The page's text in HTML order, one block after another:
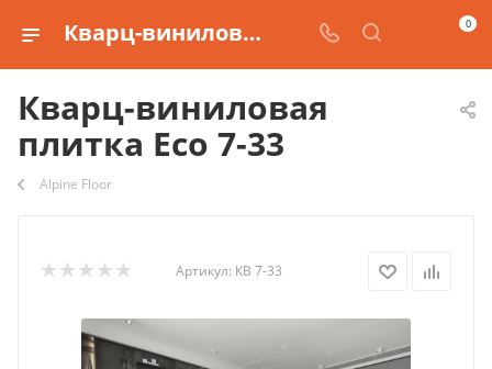
Кварц-виниловая плитка Eco 7-33 купить 0
Кварц-виниловая
плитка Eco 7-33
Alpine Floor
Артикул: КВ 7-33